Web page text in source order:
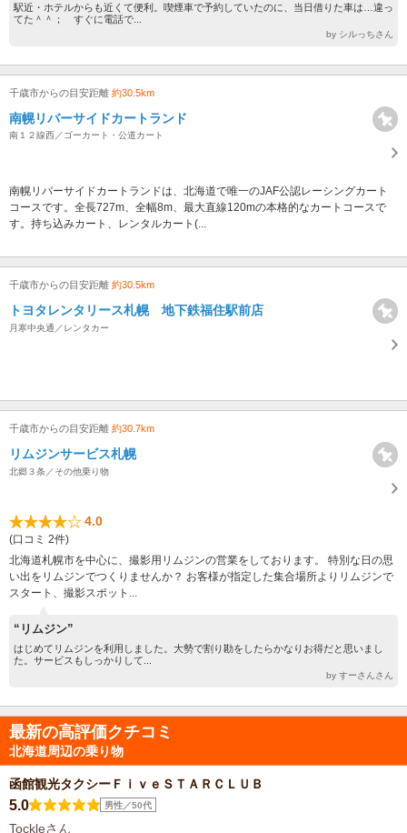
駅近・ホテルからも近くて便利。喫煙車で予約していたのに、当日借りた車は…違っ
てた＾＾； すぐに電話で...
by シルっちさん
千歳市からの目安距離 約30.5km
南幌リバーサイドカートランド
南１２線西／ゴーカート・公道カート
南幌リバーサイドカートランドは、北海道で唯一のJAF公認レーシングカート
コースです。全長727m、全幅8m、最大直線120mの本格的なカートコースで
す。持ち込みカート、レンタルカート(...
千歳市からの目安距離 約30.5km
トヨタレンタリース札幌 地下鉄福住駅前店
月寒中央通／レンタカー
千歳市からの目安距離 約30.7km
リムジンサービス札幌
北郷３条／その他乗り物
4.0
(口コミ 2件)
北海道札幌市を中心に、撮影用リムジンの営業をしております。 特別な日の思
い出をリムジンでつくりませんか？ お客様が指定した集合場所よりリムジンで
スタート、撮影スポット...
“リムジン”
はじめてリムジンを利用しました。大勢で割り勘をしたらかなりお得だと思いまし
た。サービスもしっかりして...
by すーさんさん
最新の高評価クチコミ
北海道周辺の乗り物
函館観光タクシーＦｉｖｅＳＴＡＲＣＬＵＢ
5.0 男性／50代
Tockleさん